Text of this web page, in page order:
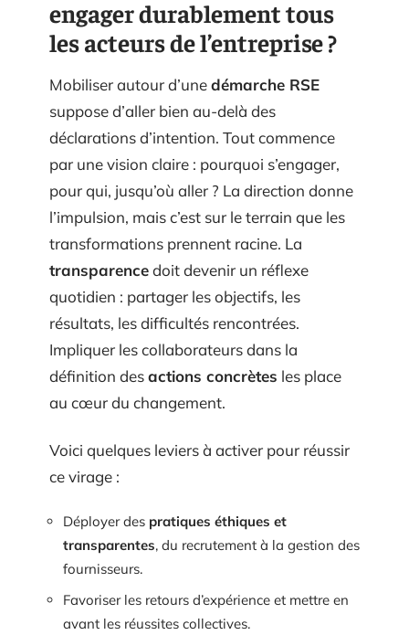
engager durablement tous
les acteurs de l’entreprise ?
Mobiliser autour d’unedémarche RSE
suppose d’aller bien au-delà des
déclarations d’intention. Tout commence
par une vision claire : pourquoi s’engager,
pour qui, jusqu’où aller ? La direction donne
l’impulsion, mais c’est sur le terrain que les
transformations prennent racine. La
transparencedoit devenir un réflexe
quotidien : partager les objectifs, les
résultats, les difficultés rencontrées.
Impliquer les collaborateurs dans la
définition desactions concrètes les place
au cœur du changement.
Voici quelques leviers à activer pour réussir
ce virage :
Déployer des pratiques éthiques et
transparentes, du recrutement à la gestion des
fournisseurs.
Favoriser les retours d’expérience et mettre en
avant les réussites collectives.